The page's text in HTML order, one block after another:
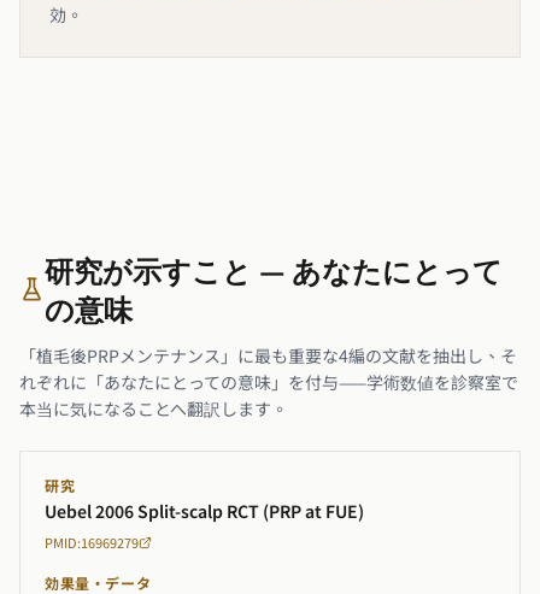
効。
研究が示すこと — あなたにとって
の意味
「植毛後PRPメンテナンス」に最も重要な4編の文献を抽出し、そ
れぞれに「あなたにとっての意味」を付与——学術数値を診察室で
本当に気になることへ翻訳します。
研究
Uebel 2006 Split-scalp RCT (PRP at FUE)
PMID:16969279
効果量・データ